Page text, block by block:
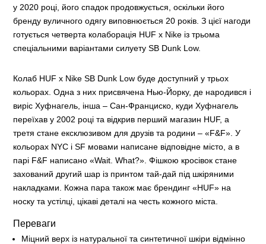
у 2020 році, його спадок продовжується, оскільки його
бренду вуличного одягу виповнюється 20 років. З цієї нагоди
готується четверта колаборація HUF x Nike із трьома
спеціальними варіантами силуету SB Dunk Low.
Колаб HUF x Nike SB Dunk Low буде доступний у трьох
кольорах. Одна з них присвячена Нью-Йорку, де народився і
виріс Хуфнагель, інша – Сан-Франциско, куди Хуфнагель
переїхав у 2002 році та відкрив перший магазин HUF, а
третя стане ексклюзивом для друзів та родини – «F&F». У
кольорах NYC і SF мовами написане відповідне місто, а в
парі F&F написано «Wait. What?». Фішкою кросівок стане
захований другий шар із принтом тай-дай під шкіряними
накладками. Кожна пара також має брендинг «HUF» на
носку та устілці, цікаві деталі на честь кожного міста.
Переваги
Міцний верх із натуральної та синтетичної шкіри відмінно